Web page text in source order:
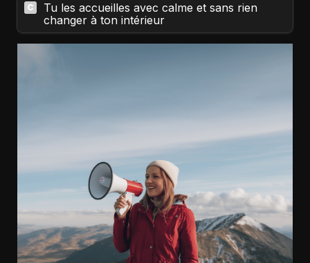
C
Tu les accueilles avec calme et sans rien
changer à ton intérieur